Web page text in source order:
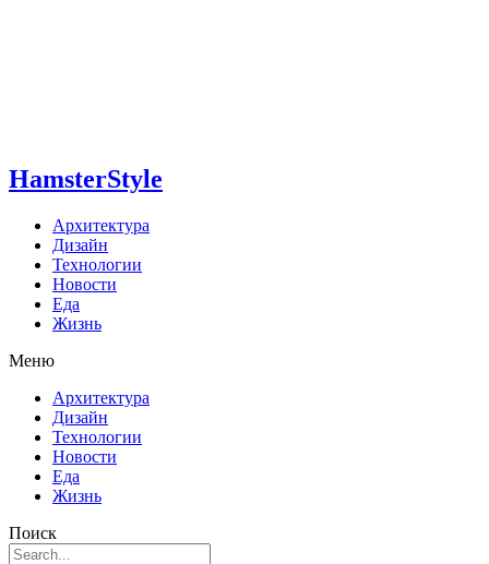
HamsterStyle
Архитектура
Дизайн
Технологии
Новости
Еда
Жизнь
Меню
Архитектура
Дизайн
Технологии
Новости
Еда
Жизнь
Поиск